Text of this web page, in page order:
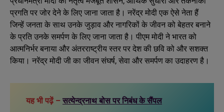
प्रगति पर जोर देने के लिए जाना जाता है। नरेंद्र मोदी एक ऐसे नेता हैं
जिन्हें जनता के साथ उनके जुड़ाव और नागरिकों के जीवन को बेहतर बनाने
के प्रति उनके समर्पण के लिए जाना जाता है। पीएम मोदी ने भारत को
आत्मनिर्भर बनाया और अंतरराष्ट्रीय स्तर पर देश की छवि को और सशक्त
किया। नरेंद्र मोदी जी का जीवन संघर्ष, सेवा और समर्पण का उदाहरण है।
यह भी पढ़ें – सत्येन्द्रनाथ बोस पर निबंध के सैंपल